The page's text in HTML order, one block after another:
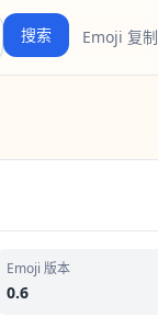
搜索 Emoji 复制
Emoji 版本
0.6